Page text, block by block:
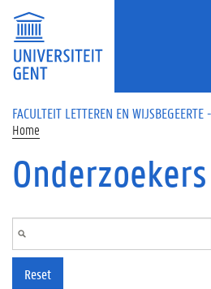
Overslaan en naar de inhoud gaan
FACULTEIT LETTEREN EN WIJSBEGEERTE
Home
Onderzoekers
Reset